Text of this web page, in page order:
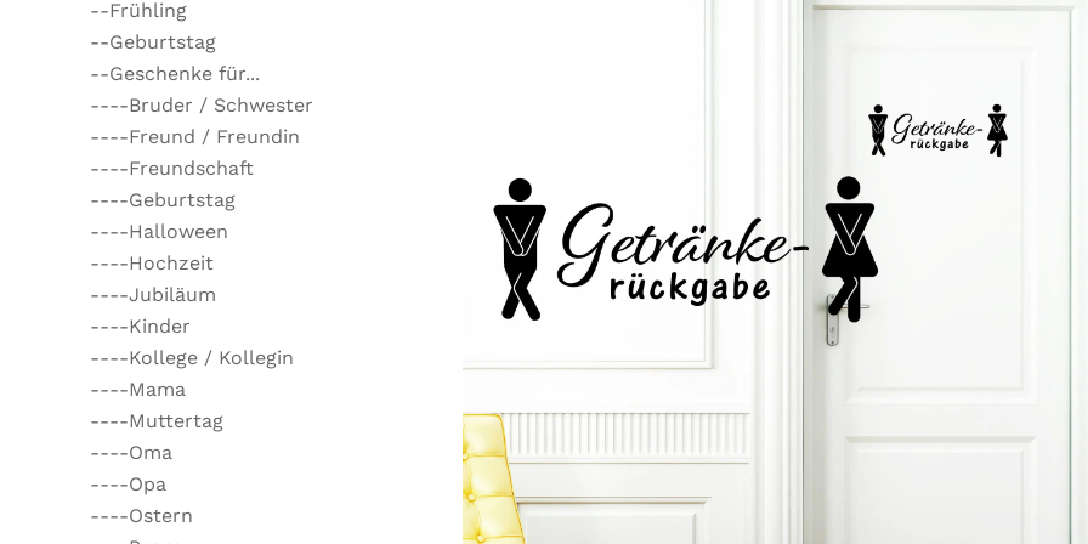
--Frühling
--Geburtstag
--Geschenke für...
----Bruder / Schwester
----Freund / Freundin
----Freundschaft
----Geburtstag
----Halloween
----Hochzeit
----Jubiläum
----Kinder
----Kollege / Kollegin
----Mama
----Muttertag
----Oma
----Opa
----Ostern